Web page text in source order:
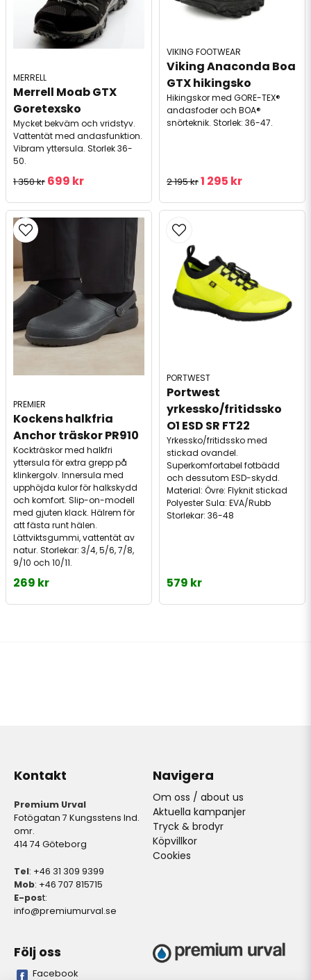
MERRELL
Merrell Moab GTX
Goretexsko
Mycket bekväm och vridstyv.
Vattentät med andasfunktion.
Vibram yttersula. Storlek 36-
50.
1 350 kr 699 kr
VIKING FOOTWEAR
Viking Anaconda Boa
GTX hikingsko
Hikingskor med GORE-TEX®
andasfoder och BOA®
snörteknik. Storlek: 36-47.
2 195 kr1 295 kr
PREMIER
Kockens halkfria
Anchor träskor PR910
Kockträskor med halkfri
yttersula för extra grepp på
klinkergolv. Innersula med
upphöjda kulor för halkskydd
och komfort. Slip-on-modell
med gjuten klack. Hälrem för
att fästa runt hälen.
Lättviktsgummi, vattentät av
natur. Storlekar: 3/4, 5/6, 7/8,
9/10 och 10/11.
269 kr
PORTWEST
Portwest
yrkessko/fritidssko
O1 ESD SR FT22
Yrkessko/fritidssko med
stickad ovandel.
Superkomfortabel fotbädd
och dessutom ESD-skydd.
Material: Övre: Flyknit stickad
Polyester Sula: EVA/Rubb
Storlekar: 36-48
579 kr
Kontakt
Premium Urval
Fotögatan 7 Kungsstens Ind.
omr.
414 74 Göteborg
Tel: +46 31 309 9399
Mob: +46 707 815715
E-post:
info@premiumurval.se
Navigera
Om oss / about us
Aktuella kampanjer
Tryck & brodyr
Köpvillkor
Cookies
Följ oss
Facebook